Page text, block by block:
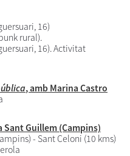
16)
rural).
16). Activitat
, amb Marina Castro
Sant Guillem (Campins)
- Sant Celoni (10 kms)